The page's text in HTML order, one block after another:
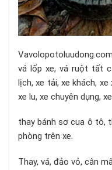
Vavolopotoluudong.com
vá lốp xe, vá ruột tất
lịch, xe tải, xe khách,
xe lu, xe chuyên dụng,
thay bánh sơ cua ô tô,
phòng trên xe.
Thay, vá, đảo vỏ, cân